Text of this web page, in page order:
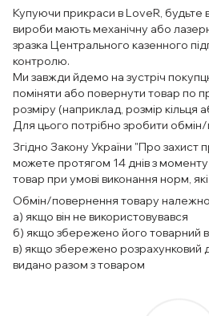
Купуючи прикраси в LoveR, будьте
вироби мають механічну або
зразка Центрального казенного
контролю.
Ми завжди йдемо на зустріч
поміняти або повернути товар по
розміру (наприклад, розмір кільця
Для цього потрібно зробити
Згідно Закону України "Про захист
можете протягом 14 днів з
товар при умові виконання норм, які
Обмін/повернення товару належної
а) якщо він не використовувався
б) якщо збережено його товарний
в) якщо збережено розрахунковий
видано разом з товаром